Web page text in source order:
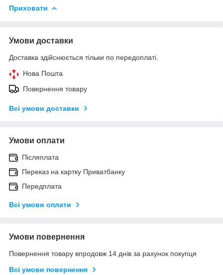
Приховати
Умови доставки
Доставка здійснюється тільки по передоплаті.
Нова Пошта
Повернення товару
Всі умови доставки
Умови оплати
Післяплата
Переказ на картку Приватбанку
Передплата
Всі умови оплати
Умови повернення
Повернення товару впродовж 14 днів за рахунок покупця
Всі умови повернення